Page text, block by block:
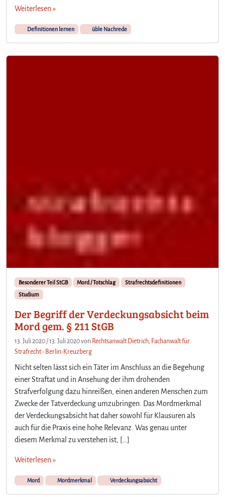
Weiterlesen »
Definitionen lernen üble Nachrede
Besonderer Teil StGB Mord / Totschlag
Strafrechtsdefinitionen
Studium
Der Begriff der Verdeckungsabsicht beim
Mord gem. § 211 StGB
13. Juli 2020 /13. Juli 2020von Rechtsanwalt Dietrich, Fachanwalt für
Strafrecht - Berlin-Kreuzberg
Nicht selten lässt sich ein Täter im Anschluss an die Begehung
einer Straftat und in Ansehung der ihm drohenden
Strafverfolgung dazu hinreißen, einen anderen Menschen zum
Zwecke der Tatverdeckung umzubringen. Das Mordmerkmal
der Verdeckungsabsicht hat daher sowohl für Klausuren als
auch für die Praxis eine hohe Relevanz. Was genau unter
diesem Merkmal zu verstehen ist, […]
Weiterlesen »
Mord Mordmerkmal Verdeckungsabsicht